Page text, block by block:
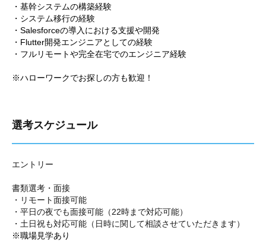
・基幹システムの構築経験
・システム移行の経験
・Salesforceの導入における支援や開発
・Flutter開発エンジニアとしての経験
・フルリモートや完全在宅でのエンジニア経験
※ハローワークでお探しの方も歓迎！
選考スケジュール
エントリー
書類選考・面接
・リモート面接可能
・平日の夜でも面接可能（22時まで対応可能）
・土日祝も対応可能（日時に関して相談させていただきます）
※職場見学あり